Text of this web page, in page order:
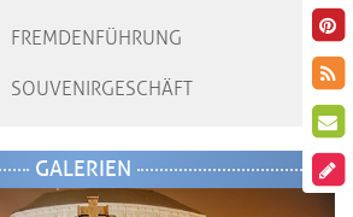
FREMDENFÜHRUNG
SOUVENIRGESCHÄFT
GALERIEN